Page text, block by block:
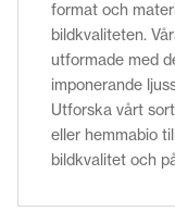
format och
bildkvaliteten.
utformade med
imponerande
Utforska vårt
eller hemmabio
bildkvalitet och